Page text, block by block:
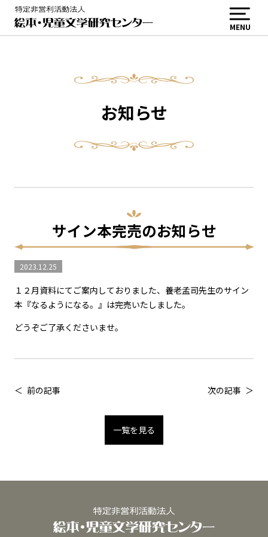
MENU
お知らせ
サイン本完売のお知らせ
2023.12.25
１２月資料にてご案内しておりました、養老孟司先生のサイン
本『なるようになる。』は完売いたしました。
どうぞご了承くださいませ。
前の記事 次の記事
一覧を見る